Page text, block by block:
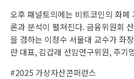
오후 패널토의에는 비트코인의 화폐
론과 분석이 펼쳐진다. 금융위원회
을 겸하는 이정수 서울대 교수가 좌
란 대표, 김갑래 선임연구위원, 주기
#2025 가상자산콘퍼런스